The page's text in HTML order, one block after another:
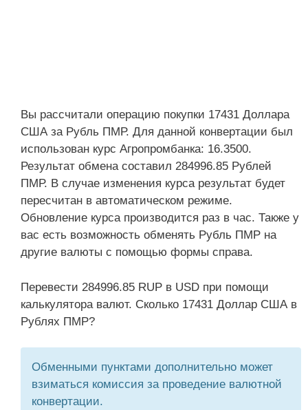
Вы рассчитали операцию покупки 17431 Доллара
США за Рубль ПМР. Для данной конвертации был
использован курс Агропромбанка: 16.3500.
Результат обмена составил 284996.85 Рублей
ПМР. В случае изменения курса результат будет
пересчитан в автоматическом режиме.
Обновление курса производится раз в час. Также у
вас есть возможность обменять Рубль ПМР на
другие валюты с помощью формы справа.
Перевести 284996.85 RUP в USD при помощи
калькулятора валют. Сколько 17431 Доллар США в
Рублях ПМР?
Обменными пунктами дополнительно может
взиматься комиссия за проведение валютной
конвертации.